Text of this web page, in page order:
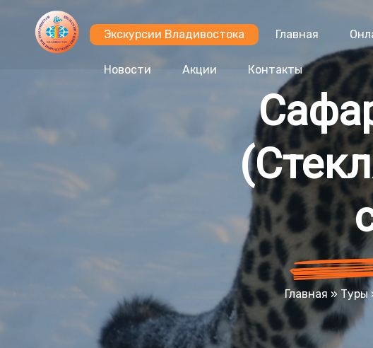
Экскурсии Владивостока Главная
Новости Акции Контакты
Главная » Туры